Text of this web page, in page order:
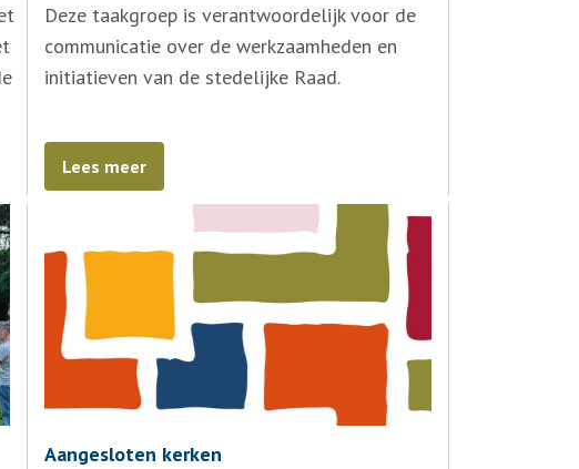
Deze taakgroep is verantwoordelijk voor de
communicatie over de werkzaamheden en
initiatieven van de stedelijke Raad.
Lees meer
Aangesloten kerken